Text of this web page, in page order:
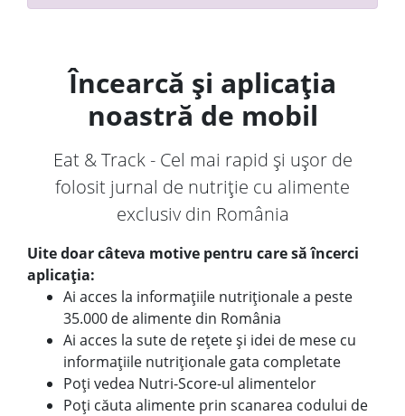
Încearcă și aplicația
noastră de mobil
Eat & Track - Cel mai rapid și ușor de
folosit jurnal de nutriție cu alimente
exclusiv din România
Uite doar câteva motive pentru care să încerci
aplicația:
Ai acces la informațiile nutriționale a peste
35.000 de alimente din România
Ai acces la sute de rețete și idei de mese cu
informațiile nutriționale gata completate
Poți vedea Nutri-Score-ul alimentelor
Poți căuta alimente prin scanarea codului de